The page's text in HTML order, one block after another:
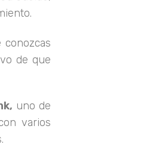
de que
uno de
varios